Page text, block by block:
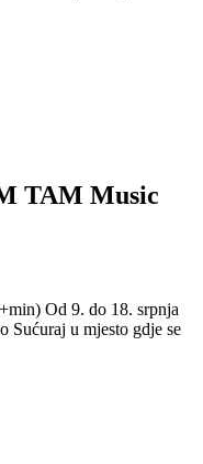
TAM Music
Od 9. do 18. srpnja
u mjesto gdje se